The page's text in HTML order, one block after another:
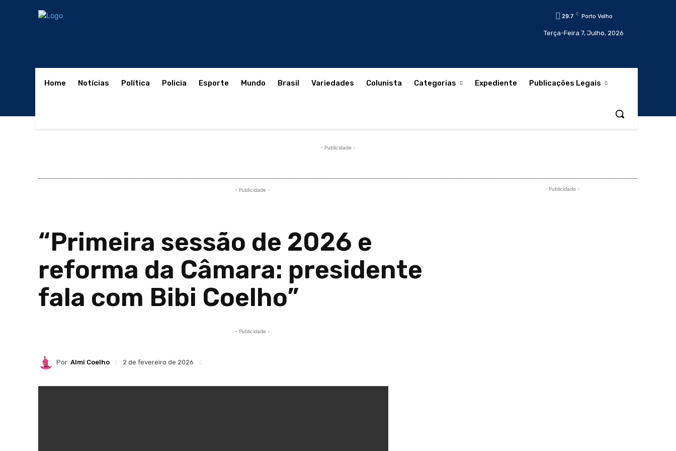
29.7 C Porto Velho
Terça-Feira 7, Julho, 2026
Home Notícias Política Policia Esporte Mundo Brasil Variedades Colunista Categorias Expediente Publicações Legais
- Publicidade -
- Publicidade -
“Primeira sessão de 2026 e
reforma da Câmara: presidente
fala com Bibi Coelho”
- Publicidade -
Por Almi Coelho 2 de fevereiro de 2026
- Publicidade -